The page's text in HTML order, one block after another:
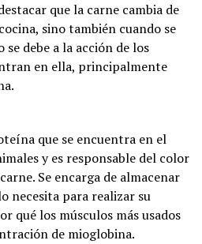
que la carne cambia de
sino también cuando se
se debe a la acción de los
en ella, principalmente
que se encuentra en el
y es responsable del color
Se encarga de almacenar
necesita para realizar su
qué los músculos más usados
de mioglobina.